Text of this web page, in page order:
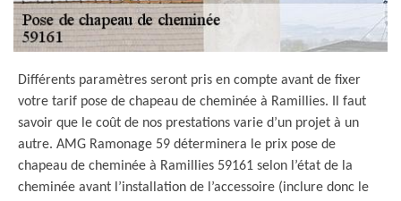
Différents paramètres seront pris en compte avant de fixer
votre tarif pose de chapeau de cheminée à Ramillies. Il faut
savoir que le coût de nos prestations varie d’un projet à un
autre. AMG Ramonage 59 déterminera le prix pose de
chapeau de cheminée à Ramillies 59161 selon l’état de la
cheminée avant l’installation de l’accessoire (inclure donc le